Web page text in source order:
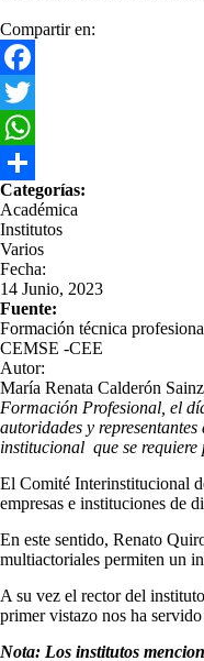
Compartir en:
Facebook
Twitter
WhatsApp
Share
Categorías
Categorías:
Académica
Institutos
Varios
Fecha:
14 Junio, 2023
Fuente:
Formación técnica
CEMSE -CEE
Autor:
María Renata Calderón Sainz
Formación Profesional, el
autoridades y
institucional que se requiere
El Comité Interinstitucional
empresas e instituciones de
En este sentido, Renato
multiactoriales permiten un
A su vez el rector del
primer vistazo nos ha
Nota: Los institutos